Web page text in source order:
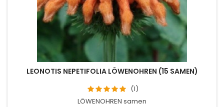
LEONOTIS NEPETIFOLIA LÖWENOHREN (15 SAMEN)
(1)
LÖWENOHREN samen